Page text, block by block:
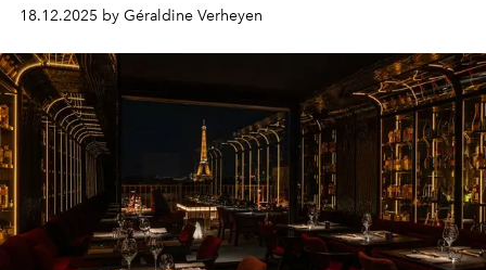
18.12.2025 by Géraldine Verheyen